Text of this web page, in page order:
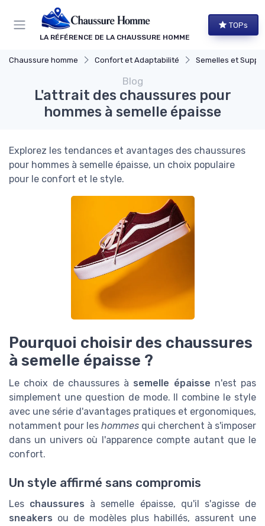
LA RÉFÉRENCE DE LA CHAUSSURE HOMME
TOPs
Chaussure homme Confort et Adaptabilité Semelles et Supports
Blog
L'attrait des chaussures pour
hommes à semelle épaisse
Explorez les tendances et avantages des chaussures
pour hommes à semelle épaisse, un choix populaire
pour le confort et le style.
Pourquoi choisir des chaussures
à semelle épaisse ?
Le choix de chaussures à semelle épaisse n'est pas
simplement une question de mode. Il combine le style
avec une série d'avantages pratiques et ergonomiques,
notamment pour les hommes qui cherchent à s'imposer
dans un univers où l'apparence compte autant que le
confort.
Un style affirmé sans compromis
Les chaussures à semelle épaisse, qu'il s'agisse de
sneakers ou de modèles plus habillés, assurent une
Panneau de gestion des cookies